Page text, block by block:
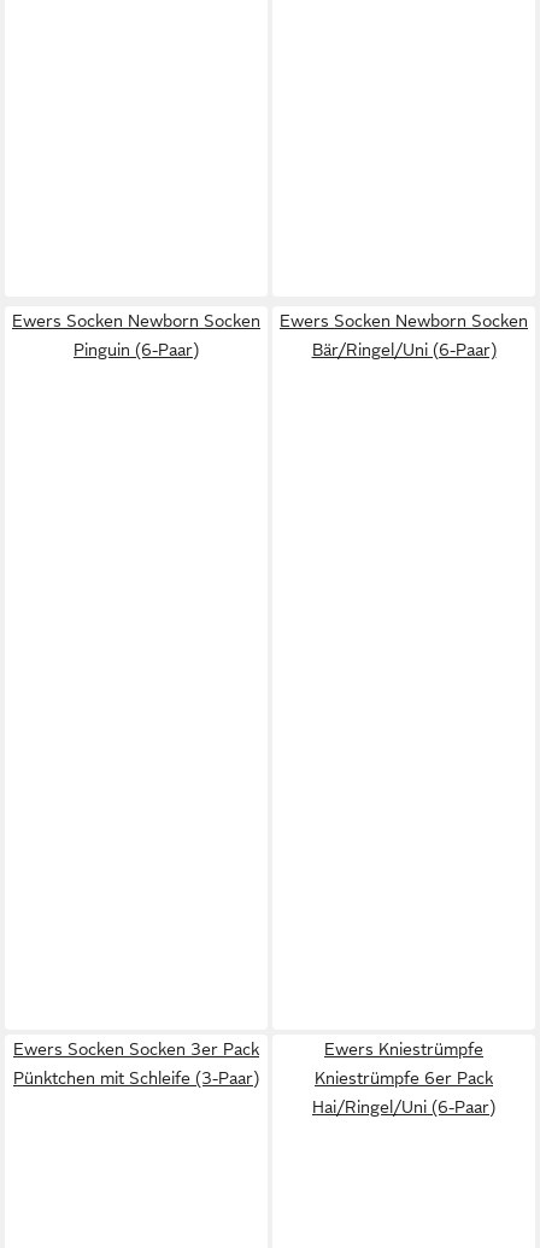
Ewers Socken Newborn Socken
Pinguin (6-Paar)
Ewers Socken Newborn Socken
Bär/Ringel/Uni (6-Paar)
Ewers Socken Socken 3er Pack
Pünktchen mit Schleife (3-Paar)
Ewers Kniestrümpfe
Kniestrümpfe 6er Pack
Hai/Ringel/Uni (6-Paar)